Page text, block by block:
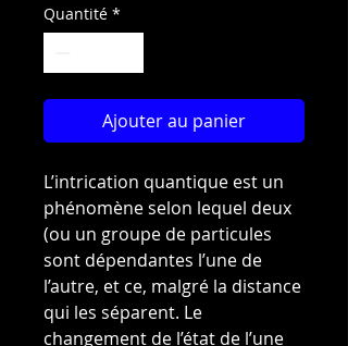
Quantité *
Ajouter au panier
L’intrication quantique est un
phénomène selon lequel deux
(ou un groupe de particules
sont dépendantes l’une de
l’autre, et ce, malgré la distance
qui les séparent. Le
changement de l’état de l’une